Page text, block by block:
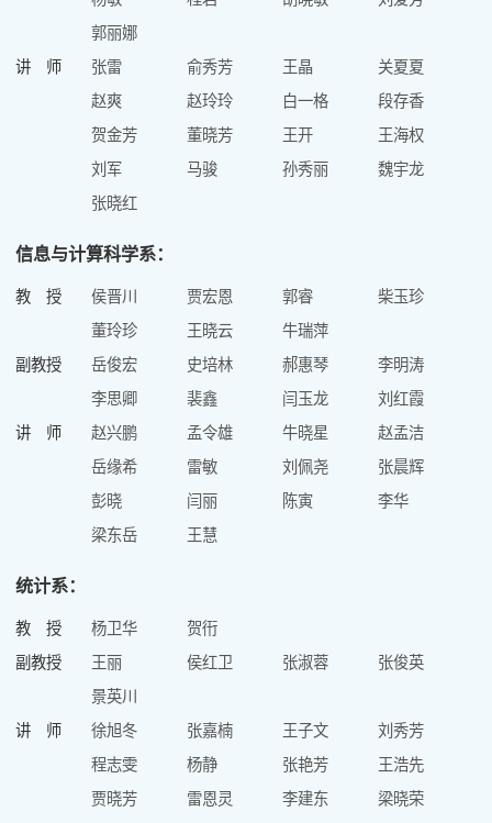
郭丽娜
讲 师
张雷 俞秀芳 王晶
关夏夏
赵爽
赵玲玲 白一格
段存香
贺金芳
董晓芳 王开
王海权
刘军
马骏 孙秀丽
魏宇龙
张晓红
信息与计算科学系：
教 授 侯晋川 贾宏恩 郭睿
柴玉珍
董玲珍
王晓云
牛瑞萍
副教授
岳俊宏 史培林 郝惠琴
李明涛
李思卿
裴鑫 闫玉龙
刘红霞
讲 师
赵兴鹏 孟令雄 牛晓星
赵孟洁
岳缘希
雷敏 刘佩尧
张晨辉
彭晓
闫丽 陈寅
李华
梁东岳
王慧
统计系：
教 授 杨卫华
贺衎
副教授
王丽 侯红卫 张淑蓉
张俊英
景英川
讲 师
徐旭冬 张嘉楠 王子文
刘秀芳
程志雯
杨静 张艳芳
王浩先
贾晓芳
雷恩灵 李建东
梁晓荣